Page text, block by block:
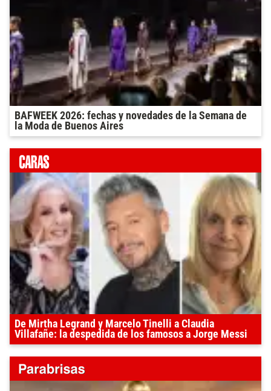
BAFWEEK 2026: fechas y novedades de la Semana de
la Moda de Buenos Aires
De Mirtha Legrand y Marcelo Tinelli a Claudia
Villafañe: la despedida de los famosos a Jorge Messi